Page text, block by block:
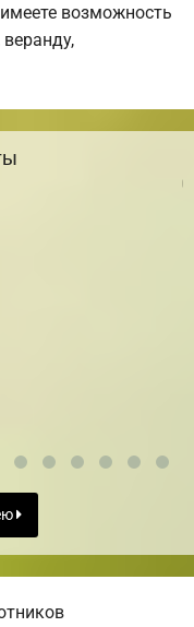
возможность